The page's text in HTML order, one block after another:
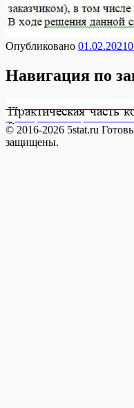
Опубликовано 01.02.2021
Навигация по
Опубликовано в
171215-2
приобретены
© 2016-2026 5stat.ru
защищены.